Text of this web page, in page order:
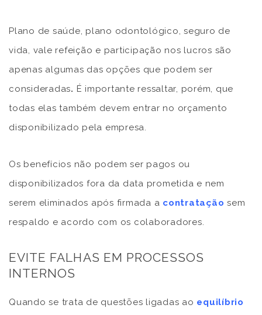
Plano de saúde, plano odontológico, seguro de
vida, vale refeição e participação nos lucros são
apenas algumas das opções que podem ser
consideradas. É importante ressaltar, porém, que
todas elas também devem entrar no orçamento
disponibilizado pela empresa.
Os benefícios não podem ser pagos ou
disponibilizados fora da data prometida e nem
serem eliminados após firmada a contratação sem
respaldo e acordo com os colaboradores.
EVITE FALHAS EM PROCESSOS
INTERNOS
Quando se trata de questões ligadas ao equilíbrio